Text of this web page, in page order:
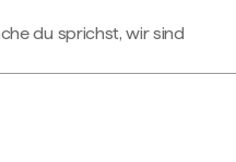
du sprichst, wir sind